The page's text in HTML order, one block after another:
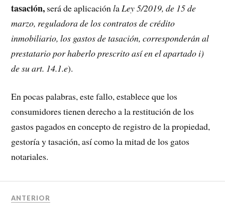
tasación, será de aplicación la Ley 5/2019, de 15 de
marzo, reguladora de los contratos de crédito
inmobiliario, los gastos de tasación, corresponderán al
prestatario por haberlo prescrito así en el apartado i)
de su art. 14.1.e).
En pocas palabras, este fallo, establece que los
consumidores tienen derecho a la restitución de los
gastos pagados en concepto de registro de la propiedad,
gestoría y tasación, así como la mitad de los gatos
notariales.
ANTERIOR